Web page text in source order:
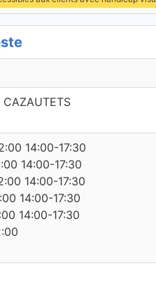
CAZAUTETS
14:00-17:30
14:00-17:30
14:00-17:30
14:00-17:30
14:00-17:30